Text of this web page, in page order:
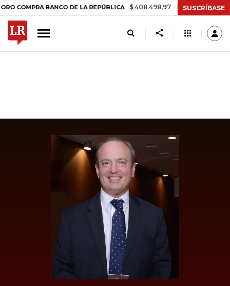
BANCO DE LA REPÚBLICA $ 408.498,97 +$ 8.753,81 +2,19%
SUSCRÍBASE